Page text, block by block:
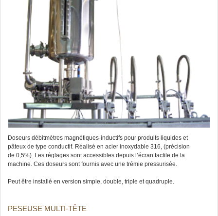
Doseurs débitmètres magnétiques-inductifs pour produits liquides et
pâteux de type conductif. Réalisé en acier inoxydable 316, (précision
de 0,5%). Les réglages sont accessibles depuis l’écran tactile de la
machine. Ces doseurs sont fournis avec une trémie pressurisée.
Peut être installé en version simple, double, triple et quadruple.
PESEUSE MULTI-TÊTE